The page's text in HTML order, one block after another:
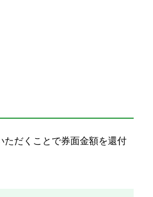
ただくことで券面金額を還付